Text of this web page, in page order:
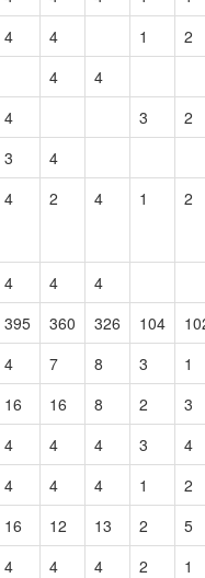
4 4 1
2
4
4
4 3
2
3
4
4 2 4 1 2
4 4
4
395 360 326 104
4 7 8 3
1
16 16 8 2
3
4 4 4 3
4
4 4 4 1
2
16 12 13 2
5
4 4 4 2
1